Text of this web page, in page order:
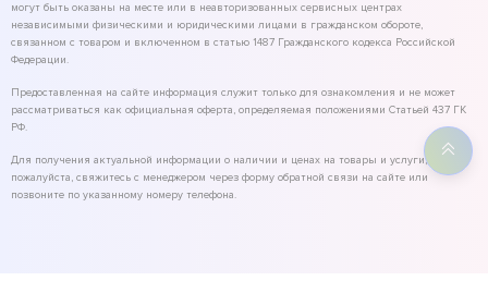
могут быть оказаны на месте или в неавторизованных сервисных центрах
независимыми физическими и юридическими лицами в гражданском обороте,
связанном с товаром и включенном в статью 1487 Гражданского кодекса Российской
Федерации.
Предоставленная на сайте информация служит только для ознакомления и не может
рассматриваться как официальная оферта, определяемая положениями Статьей 437 ГК
РФ.
Для получения актуальной информации о наличии и ценах на товары и услуги,
пожалуйста, свяжитесь с менеджером через форму обратной связи на сайте или
позвоните по указанному номеру телефона.